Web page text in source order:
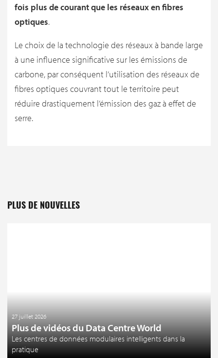
fois plus de courant que les réseaux en fibres
optiques.
Le choix de la technologie des réseaux à bande large
à une influence significative sur les émissions de
carbone, par conséquent l’utilisation des réseaux de
fibres optiques couvrant tout le territoire peut
réduire drastiquement l’émission des gaz à effet de
serre.
PLUS DE NOUVELLES
27 juillet 2026
Plus de vidéos du Data Centre World
Les centres de données modulaires intelligents dans la
pratique